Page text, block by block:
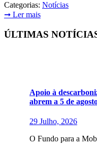
Categorias: Notícias
➞ Ler mais
ÚLTIMAS
Apoio à
abrem a 5 de
29 Julho, 2026
O Fundo para a